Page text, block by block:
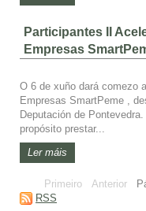
Participantes II
Empresas
O 6 de xuño dará comezo
Empresas SmartPeme ,
Deputación de
propósito prestar...
Ler máis
Primeiro Anterior
RSS